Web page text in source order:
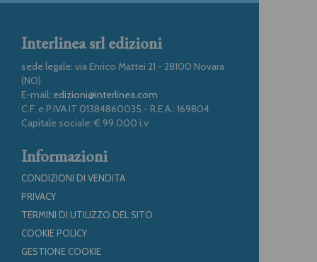
Interlinea srl edizioni
sede legale: via Enrico Mattei 21 - 28100 Novara
(NO)
E-mail: edizioni@interlinea.com
C.F. e P.IVA IT 01384860035 - R.E.A.: 169804
Capitale sociale: € 99.000 i.v
Informazioni
CONDIZIONI DI VENDITA
PRIVACY
TERMINI DI UTILIZZO DEL SITO
COOKIE POLICY
GESTIONE COOKIE